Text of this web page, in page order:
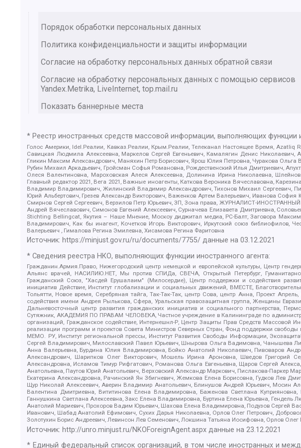
Порядок обработки персональных данных
Политика конфиденциальности и защиты информации
Согласие на обработку персональных данных обратной связи
Согласие на обработку персональных данных с помощью сервисов
Yandex.Metrika, LiveInternet, top.mail.ru
Показать баннерные места
* Реестр иностранных средств массовой информации, выполняющих функции
Голос Америки, Idel.Реалии, Кавказ.Реалии, Крым.Реалии, Телеканал Настоящее Время, Azatliq
Савицкая Людмила Алексеевна, Маркелов Сергей Евгеньевич, Камалягин Денис
Гликин Максим Александрович, Маняхин Петр Борисович, Ярош Юлия Петровна, Чуракова
Рубин Михаил Аркадьевич, Гройсман Софья Романовна, Рождественский Илья Дмитриевич,
Олеся Валентиновна, Мароховская Алеся Алексеевна, Долинина Ирина Николаевна,
Главный редактор 2021, Вега 2021, Важные иноагенты, Каткова Вероника Вячеславовна,
Владимир Владимирович, Жилинский Владимир Александрович, Тихонов Михаил Сергеевич,
Юрий Альбертович, Грезев Александр Викторович, Важенков Артем Валерьевич, Иванова
Смирнов Сергей Сергеевич, Верзилов Петр Юрьевич, ЗП, Зона права, ЖУРНАЛИСТ-
Андрей Вячеславович, Симонов Евгений Алексеевич, Сурначева Елизавета Дмитриевна,
Stichting Bellingcat, Якутия – Наше Мнение, Москоу диджитал медиа, РС-Балт, Заговора
Владимирович, Как бы инагент, Кочетков Игорь Викторович, Иркутский союз библиофилов,
Валерьевич , Гималова Регина Эмилевна, Хисамова Регина Фаритовна
Источник: https://minjust.gov.ru/ru/documents/7755/ данные на03.12.2021
* Сведения реестра НКО, выполняющих функции иностранного агента:
Гражданин.Армия.Право, Нижегородский центр немецкой и европейской культуры, Центр
Альянс врачей, НАСИЛИЮ.НЕТ, Мы против СПИДа, СВЕЧА, Открытый Петербург,
Гражданский Союз, "Хасдей Ерушалаим" (Милосердие), Центр поддержки и содействия
инициатив Действие, Институт глобализации и социальных движений, ВМЕСТЕ,
Тольятти, Новое время, Серебряная тайга, Так-Так-Так, центр Сова, центр Анна, Проект
содействия имени Андрея Рылькова, Сфера, Уральская правозащитная группа, Женщины
Дальневосточный центр развития гражданских инициатив и социального партнерства,
Сутяжник, АКАДЕМИЯ ПО ПРАВАМ ЧЕЛОВЕКА, Частное учреждение в Калининграде по
организаций, Гражданское содействие, Интернешнл-Р, Центр Защиты Прав Средств Массовой
реализации программ и проектов Совета Министров Северных Стран, Фонд поддержки
МЕМО. РУ, Институт региональной прессы, Институт Развития Свободы Информации,
Сергей Владимирович, Милославский Павел Юрьевич, Шнырова Ольга Вадимовна, Чанышева
Анна Валерьевна, Бурдина Юлия Владимировна, Бойко Анатолий Николаевич, Пивоваров
Александрович, Шарипков Олег Викторович, Мошель Ирина Ароновна, Шведов Григорий
Александровна, Исламов Тимур Рифгатович, Романова Ольга Евгеньевна, Щаров Сергей
Анатольевна, Паутов Юрий Анатольевич, Верховский Александр Маркович, Пислакова-Паркер
Екатерина Александровна, Рачинский Ян Збигневич, Жемкова Елена Борисовна, Гудков Лев
Щур Николай Алексеевич, Аверин Владимир Анатольевич, Блинушов Андрей Юрьевич, Мосин
Валентина Дмитриевна, Вититинова Елена Владимировна, Баженова Светлана
Ганнушкина Светлана Алексеевна, Закс Елена Владимировна, Буртина Елена Юрьевна,
Анатолий Мариевич, Прохоров Вадим Юрьевич, Шахова Елена Владимировна, Подузов Сергей
Иванович, Шабад Анатолий Ефимович, Сухих Дарья Николаевна, Орлов Олег Петрович,
Золотухин Борис Андреевич, Левинсон Лев Семенович, Локшина Татьяна Иосифовна, Орлов
Источник: http://unro.minjust.ru/NKOForeignAgent.aspx данные на23.12.2021
* Единый федеральный список организаций, в том числе иностранных и